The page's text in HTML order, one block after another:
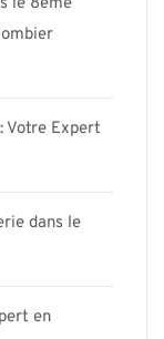
Votre Expert
dans le
en